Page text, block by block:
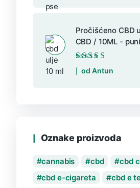
Pročišćeno CBD
CBD / 10ML -
Ocijenjeno5
5
od Antun
Oznake proizvoda
cannabis cbd
cbd
cbd e-cigareta
cbd e